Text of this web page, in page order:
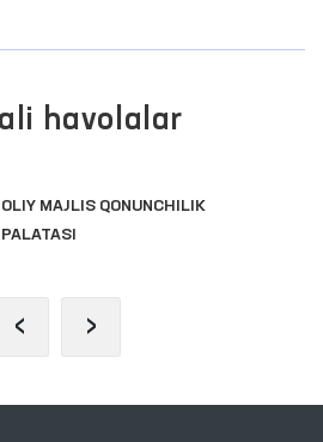
havolalar
OLIY MAJLIS QONUNCHILIK
PALATASI
‹ ›